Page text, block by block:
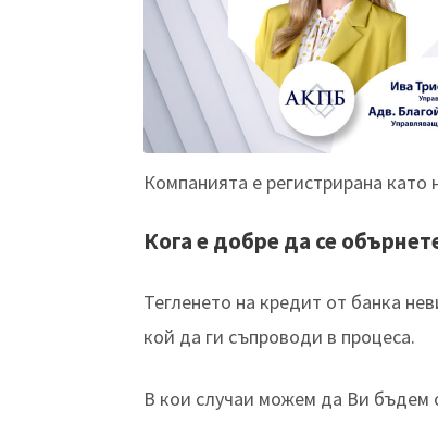
Компанията е регистрирана
Кога е добре да се
Тегленето на кредит от банка
кой да ги съпроводи в процеса.
В кои случаи можем да Ви бъдем